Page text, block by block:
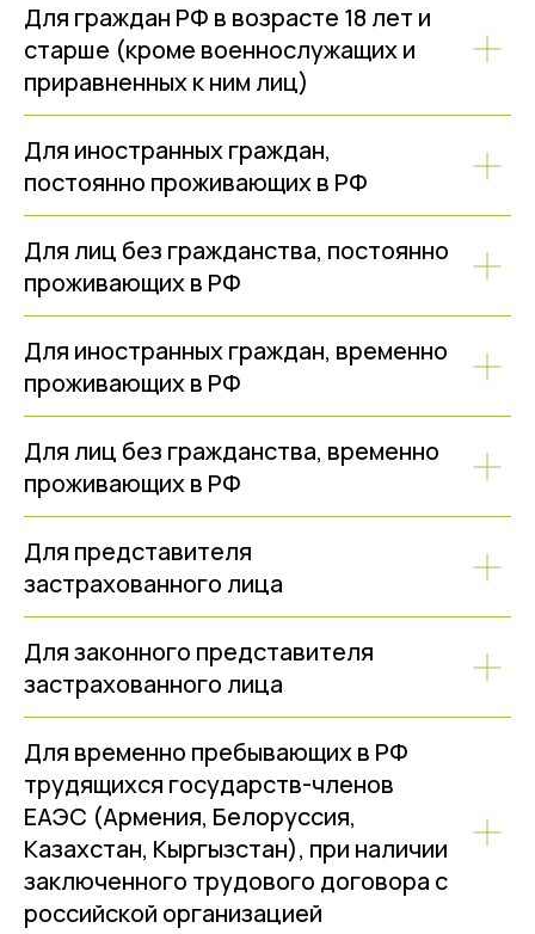
Для граждан РФ в возрасте 18 лет и
старше (кроме военнослужащих и
приравненных к ним лиц)
Для иностранных граждан,
постоянно проживающих в РФ
Для лиц без гражданства, постоянно
проживающих в РФ
Для иностранных граждан, временно
проживающих в РФ
Для лиц без гражданства, временно
проживающих в РФ
Для представителя
застрахованного лица
Для законного представителя
застрахованного лица
Для временно пребывающих в РФ
трудящихся государств-членов
ЕАЭС (Армения, Белоруссия,
Казахстан, Кыргызстан), при наличии
заключенного трудового договора с
российской организацией